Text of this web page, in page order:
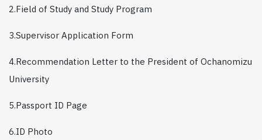
2.Field of Study and Study Program
3.Supervisor Application Form
4.Recommendation Letter to the President of Ochanomizu
University
5.Passport ID Page
6.ID Photo